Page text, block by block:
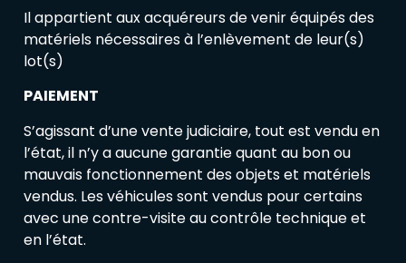
Il appartient aux acquéreurs de venir équipés des
matériels nécessaires à l’enlèvement de leur(s)
lot(s)
PAIEMENT
S’agissant d’une vente judiciaire, tout est vendu en
l’état, il n’y a aucune garantie quant au bon ou
mauvais fonctionnement des objets et matériels
vendus. Les véhicules sont vendus pour certains
avec une contre-visite au contrôle technique et
en l’état.